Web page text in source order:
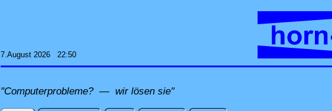
7.August 2026 22:50
"Computerprobleme? — wir lösen sie"